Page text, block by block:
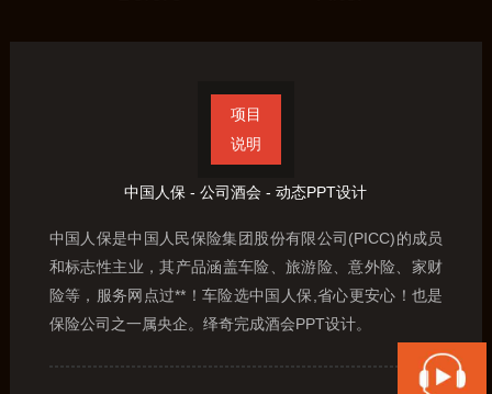
项目
说明
中国人保 - 公司酒会 - 动态PPT设计
中国人保是中国人民保险集团股份有限公司(PICC)的成员
和标志性主业，其产品涵盖车险、旅游险、意外险、家财
险等，服务网点过**！车险选中国人保,省心更安心！也是
保险公司之一属央企。绎奇完成酒会PPT设计。